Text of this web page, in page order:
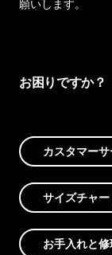
願いします。
お困りですか？
カスタマー
サイズチャ
お手入れと